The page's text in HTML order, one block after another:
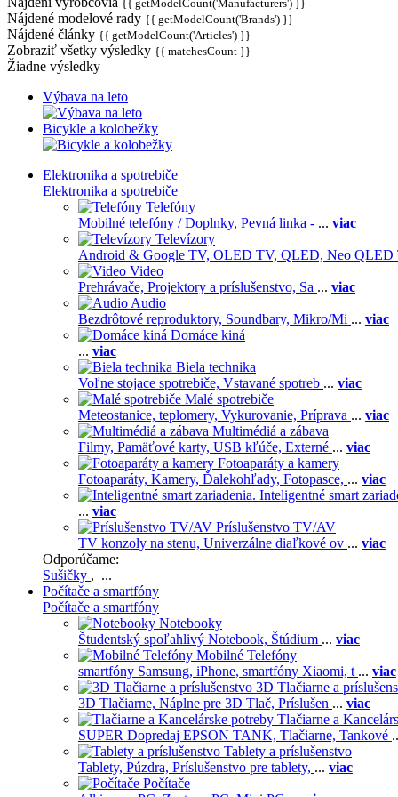
{{ getModelCount('Manufacturers') }}
Nájdené modelové rady {{ getModelCount('Brands') }}
Nájdené články {{ getModelCount('Articles') }}
Zobraziť všetky výsledky {{ matchesCount }}
Žiadne výsledky
Výbava na leto
Bicykle a kolobežky
Elektronika a spotrebiče
Elektronika a spotrebiče
Telefóny
Mobilné telefóny / Doplnky, Pevná linka - ... viac
Televízory
Android & Google TV, OLED TV, QLED, Neo QLED
Video
Prehrávače, Projektory a príslušenstvo, Sa ... viac
Audio
Bezdrôtové reproduktory, Soundbary, Mikro/Mi ... viac
Domáce kiná
... viac
Biela technika
Voľne stojace spotrebiče, Vstavané spotreb ... viac
Malé spotrebiče
Meteostanice, teplomery, Vykurovanie, Príprava ... viac
Multimédiá a zábava
Filmy, Pamäťové karty, USB kľúče, Externé ... viac
Fotoaparáty a kamery
Fotoaparáty, Kamery, Ďalekohľady, Fotopasce, ... viac
Inteligentné smart
... viac
Príslušenstvo TV/AV
TV konzoly na stenu, Univerzálne diaľkové ov ... viac
Odporúčame:
Sušičky , ...
Počítače a smartfóny
Počítače a smartfóny
Notebooky
Študentský spoľahlivý Notebook, Štúdium ... viac
Mobilné Telefóny
smartfóny Samsung, iPhone, smartfóny Xiaomi, t ... viac
3D Tlačiarne a
3D Tlačiarne, Náplne pre 3D Tlač, Príslušen ... viac
Tlačiarne a
SUPER Dopredaj EPSON TANK, Tlačiarne, Tankové
Tablety a príslušenstvo
Tablety, Púzdra, Príslušenstvo pre tablety, ... viac
Počítače